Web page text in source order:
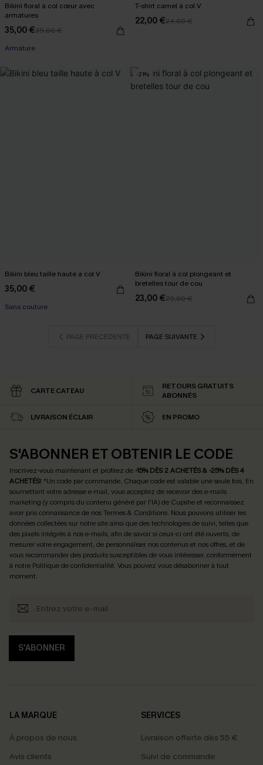
Bikini floral à col cœur avec
armatures
35,00 €39,00 €
Armature
T-shirt camel à col V
22,00 €24,00 €
Bikini bleu taille haute à col V
35,00 €
Sans couture
-21%
Bikini floral à col plongeant et
bretelles tour de cou
23,00 €29,00 €
PAGE PRÉCÉDENTE PAGE SUIVANTE
CARTE CATEAU
RETOURS GRATUITS
ABONNÉS
LIVRAISON ÉCLAIR EN PROMO
S'ABONNER ET OBTENIR LE CODE
Inscrivez-vous maintenant et profitez de -15% DÈS 2 ACHETÉS & -25% DÈS 4
ACHETÉS! *Un code par commande. Chaque code est valable une seule fois. En
soumettant votre adresse e-mail, vous acceptez de recevoir des e-mails
marketing (y compris du contenu généré par l'IA) de Cupshe et reconnaissez
avoir pris connaissance de nosTermes & Conditions. Nous pouvons utiliser les
données collectées sur notre site ainsi que des technologies de suivi, telles que
des pixels intégrés à nos e-mails, afin de savoir si ceux-ci ont été ouverts, de
mesurer votre engagement, de personnaliser nos contenus et nos offres, et de
vous recommander des produits susceptibles de vous intéresser, conformément
à notre Politique de confidentialité. Vous pouvez vous désabonner à tout
moment.
S'ABONNER
LA MARQUE
À propos de nous
Avis clients
SERVICES
Livraison offerte dès 55 €
Suivi de commande